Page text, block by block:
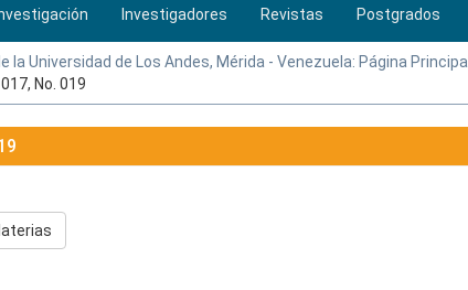
Investigadores Revistas Postgrados
Universidad de Los Andes, Mérida - Venezuela: Página Principal
No. 019